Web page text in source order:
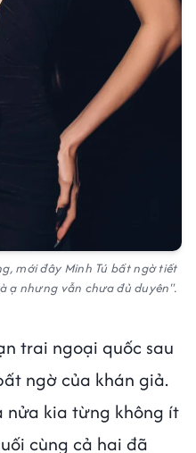
mới đây Minh Tú bất ngờ tiết
ạ nhưng vẫn chưa đủ duyên".
trai ngoại quốc sau
ngờ của khán giả.
nửa kia từng không ít
cùng cả hai đã